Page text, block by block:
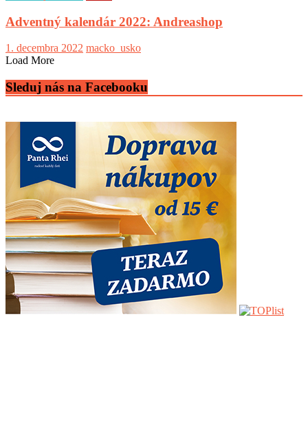
Adventný kalendár 2022: Andreashop
1. decembra 2022 macko_usko
Load More
Sleduj nás na Facebooku